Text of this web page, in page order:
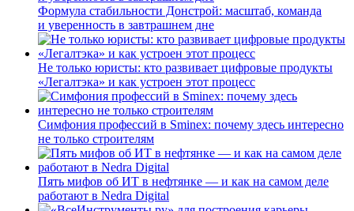
Формула стабильности Донстрой: масштаб, команда
и уверенность в завтрашнем дне
Не только юристы: кто развивает цифровые продукты
«Легалтэка» и как устроен этот процесс
Симфония профессий в Sminex: почему здесь интересно
не только строителям
Пять мифов об ИТ в нефтянке — и как на самом деле
работают в Nedra Digital